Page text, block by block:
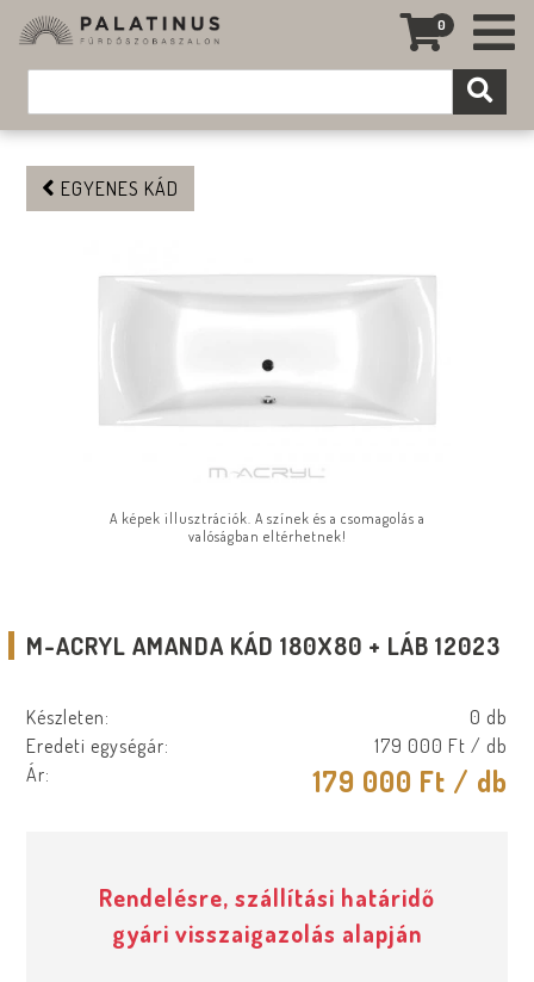
0
EGYENES KÁD
A képek illusztrációk. A színek és a csomagolás a
valóságban eltérhetnek!
M-ACRYL AMANDA KÁD 180X80 + LÁB 12023
Készleten:
0 db
Eredeti egységár:
179 000 Ft / db
Ár:
179 000 Ft / db
Rendelésre, szállítási határidő
gyári visszaigazolás alapján